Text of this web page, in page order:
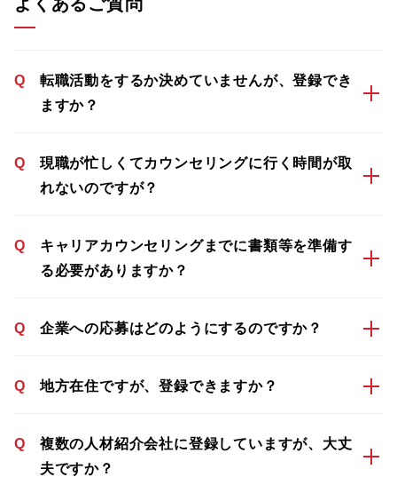
Q
転職活動をするか決めていませんが、登録でき
ますか？
Q
現職が忙しくてカウンセリングに行く時間が取
れないのですが？
Q
キャリアカウンセリングまでに書類等を準備す
る必要がありますか？
Q 企業への応募はどのようにするのですか？
Q 地方在住ですが、登録できますか？
Q
複数の人材紹介会社に登録していますが、大丈
夫ですか？